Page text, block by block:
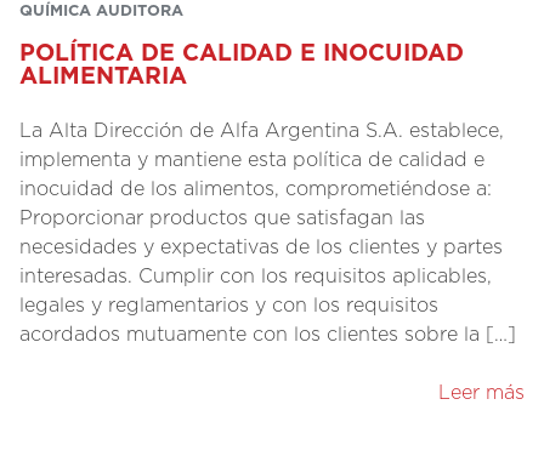
QUÍMICA AUDITORA
POLÍTICA DE CALIDAD E INOCUIDAD
ALIMENTARIA
La Alta Dirección de Alfa Argentina S.A. establece,
implementa y mantiene esta política de calidad e
inocuidad de los alimentos, comprometiéndose a:
Proporcionar productos que satisfagan las
necesidades y expectativas de los clientes y partes
interesadas. Cumplir con los requisitos aplicables,
legales y reglamentarios y con los requisitos
acordados mutuamente con los clientes sobre la […]
Leer más